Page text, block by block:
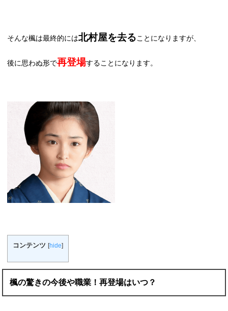
そんな楓は最終的には北村屋を去ることになりますが、
後に思わぬ形で再登場することになります。
コンテンツ [hide]
楓の驚きの今後や職業！再登場はいつ？